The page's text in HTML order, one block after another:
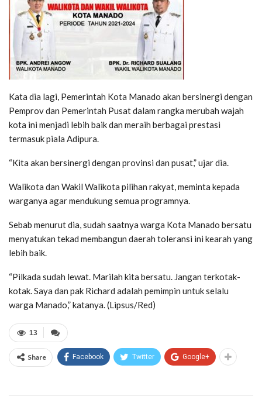
Kata dia lagi, Pemerintah Kota Manado akan bersinergi dengan
Pemprov dan Pemerintah Pusat dalam rangka merubah wajah
kota ini menjadi lebih baik dan meraih berbagai prestasi
termasuk piala Adipura.
“Kita akan bersinergi dengan provinsi dan pusat,” ujar dia.
Walikota dan Wakil Walikota pilihan rakyat, meminta kepada
warganya agar mendukung semua programnya.
Sebab menurut dia, sudah saatnya warga Kota Manado bersatu
menyatukan tekad membangun daerah toleransi ini kearah yang
lebih baik.
“Pilkada sudah lewat. Marilah kita bersatu. Jangan terkotak-
kotak. Saya dan pak Richard adalah pemimpin untuk selalu
warga Manado,” katanya. (Lipsus/Red)
13
Share Facebook Twitter Google+